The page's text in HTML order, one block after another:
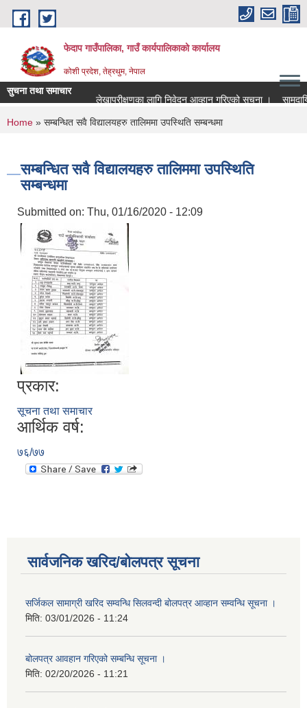
Skip to main content
फेदाप गाउँपालिका, गाउँ कार्यपालिकाको कार्यालय
कोशी प्रदेश, तेह्रथुम, नेपाल
सुचना तथा समाचार
लेखापरीक्षणका लागि निवेदन आव्हान गरिएको सूचना ।
You are here
Home » सम्बन्धित सवै विद्यालयहरु तालिममा उपस्थिति सम्बन्धमा
सम्बन्धित सवै विद्यालयहरु तालिममा उपस्थिति
सम्बन्धमा
Submitted on: Thu, 01/16/2020 - 12:09
प्रकार:
सूचना तथा समाचार
आर्थिक वर्ष:
७६/७७
सार्वजनिक खरिद/बोलपत्र सूचना
सर्जिकल सामाग्री खरिद सम्वन्धि सिलवन्दी बोलपत्र आव्हान सम्वन्धि सूचना ।
मिति: 03/01/2026 - 11:24
बोलपत्र आवहान गरिएको सम्बन्धि सूचना ।
मिति: 02/20/2026 - 11:21